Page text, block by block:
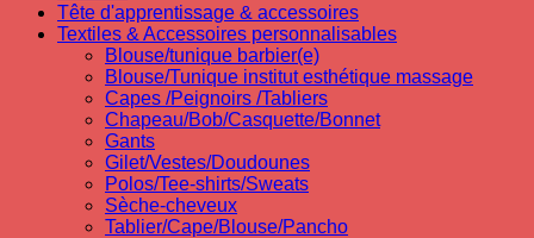
Tête d'apprentissage & accessoires
Textiles & Accessoires personnalisables
Blouse/tunique barbier(e)
Blouse/Tunique institut esthétique massage
Capes /Peignoirs /Tabliers
Chapeau/Bob/Casquette/Bonnet
Gants
Gilet/Vestes/Doudounes
Polos/Tee-shirts/Sweats
Sèche-cheveux
Tablier/Cape/Blouse/Pancho